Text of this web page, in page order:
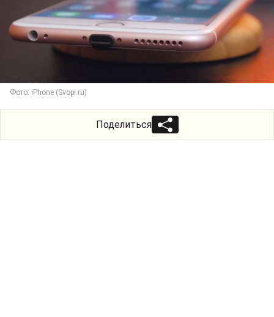
Фото: iPhone (Svopi.ru)
Поделиться